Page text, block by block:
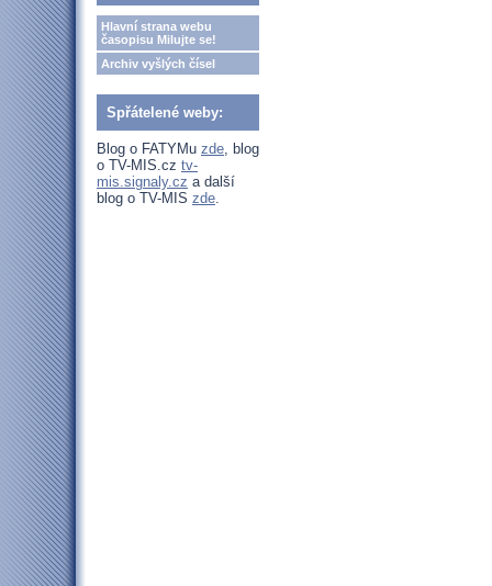
Hlavní strana webu
časopisu Milujte se!
Archiv vyšlých čísel
Spřátelené weby:
Blog o FATYMu zde, blog
o TV-MIS.cz tv-
mis.signaly.cz a další
blog o TV-MIS zde.